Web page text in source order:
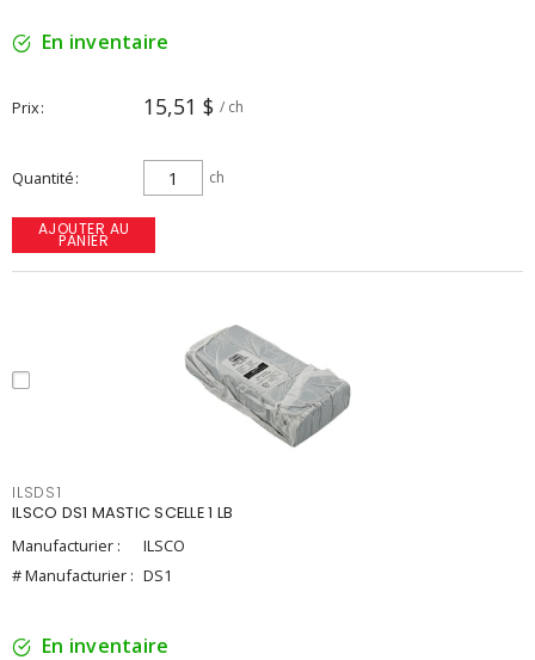
En inventaire
Prix 15,51 $ / ch
Quantité ch
AJOUTER AU
PANIER
ILSDS1
ILSCO DS1 MASTIC SCELLE 1 LB
Manufacturier :
ILSCO
# Manufacturier : DS1
En inventaire